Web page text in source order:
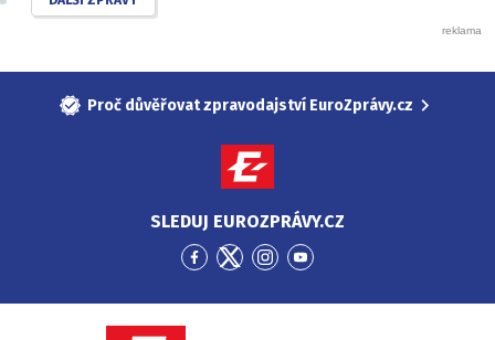
Proč důvěřovat zpravodajství EuroZprávy.cz
SLEDUJ EUROZPRÁVY.CZ
Přejít
Facebook
Přejít
Twitter
Přejít
Instagram
Přejít
YouTube